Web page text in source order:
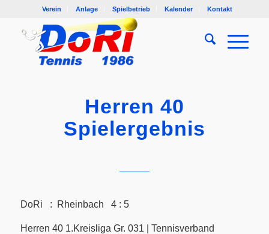
Verein Anlage Spielbetrieb Kalender Kontakt
Herren 40
Spielergebnis
DoRi : Rheinbach 4 : 5
Herren 40 1.Kreisliga Gr. 031 | Tennisverband